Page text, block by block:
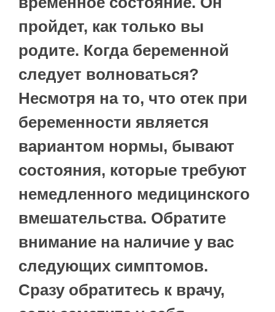
пройдет, как только вы
родите. Когда беременной
следует волноваться?
Несмотря на то, что отек при
беременности является
вариантом нормы, бывают
состояния, которые требуют
немедленного медицинского
вмешательства. Обратите
внимание на наличие у вас
следующих симптомов.
Сразу обратитесь к врачу,